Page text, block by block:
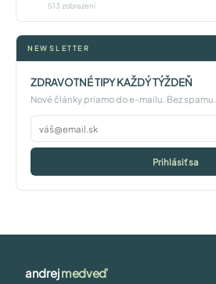
513 zobrazení
NEWSLETTER
ZDRAVOTNÉ TIPY KAŽDÝ TÝŽDEŇ
Nové články priamo do e-mailu. Bez spamu.
Prihlásiť sa
andrejmedveď